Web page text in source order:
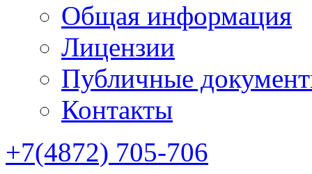
Общая информация
Лицензии
Публичные
Контакты
+7(4872) 705-706